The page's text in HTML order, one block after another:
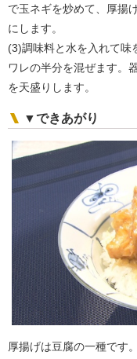
で玉ネギを炒めて、厚揚
にします。
(3)調味料と水を入れて味
ワレの半分を混ぜます。
を天盛りします。
▼できあがり
厚揚げは豆腐の一種です